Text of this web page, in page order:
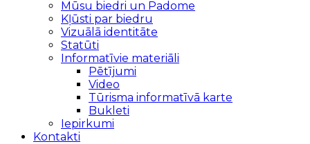
Mūsu biedri un Padome
Kļūsti par biedru
Vizuālā identitāte
Statūti
Informatīvie materiāli
Pētījumi
Video
Tūrisma informatīvā karte
Bukleti
Iepirkumi
Kontakti